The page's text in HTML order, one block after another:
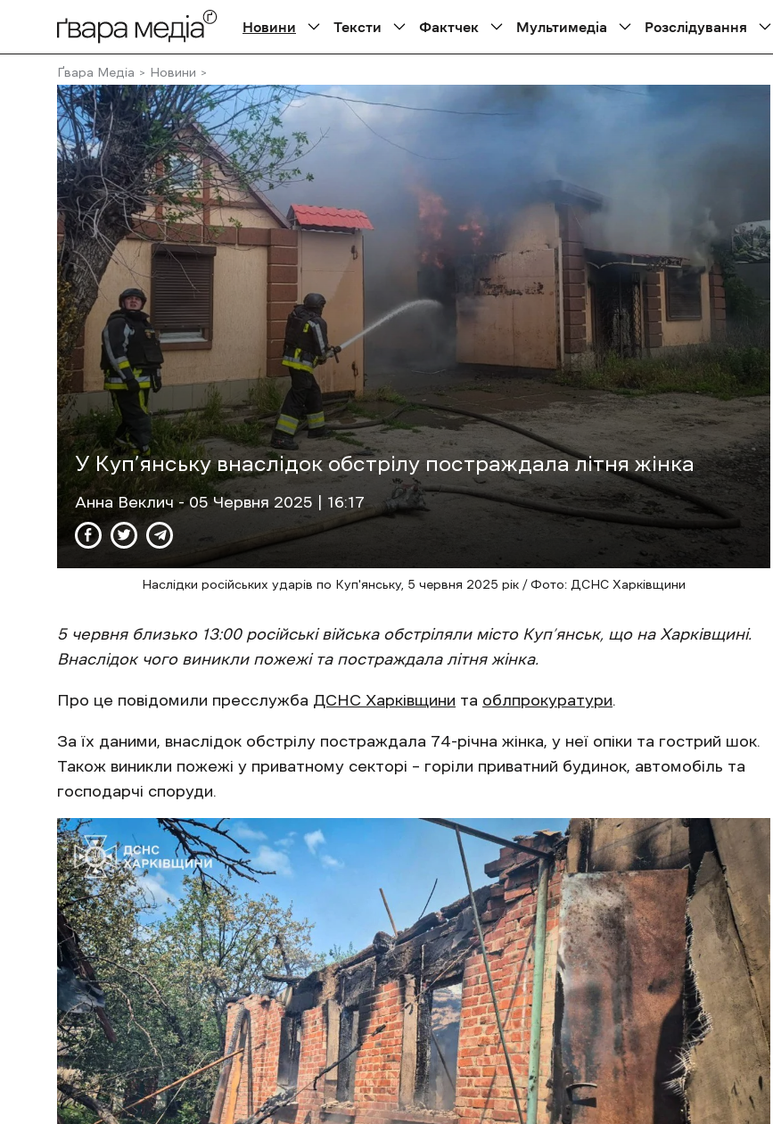
Новини Тексти Фактчек Мультимедіа Розслідування
Ґвара Медіа Новини
У Куп’янську внаслідок обстрілу постраждала літня жінка
Анна Веклич- 05 Червня 2025 | 16:17
Наслідки російських ударів по Куп'янську, 5 червня 2025 рік / Фото: ДСНС Харківщини
5 червня близько 13:00 російські війська обстріляли місто Куп’янськ, що на Харківщині.
Внаслідок чого виникли пожежі та постраждала літня жінка.
Про це повідомили пресслужба ДСНС Харківщини та облпрокуратури.
За їх даними, внаслідок обстрілу постраждала 74-річна жінка, у неї опіки та гострий шок.
Також виникли пожежі у приватному секторі – горіли приватний будинок, автомобіль та
господарчі споруди.